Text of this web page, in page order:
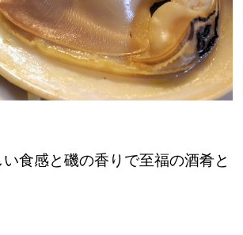
食感と磯の香りで至福の酒肴と